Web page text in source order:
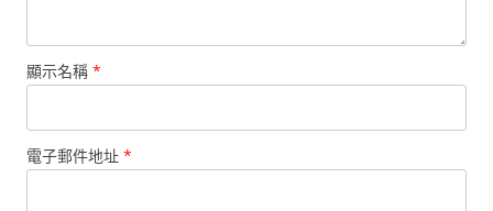
顯示名稱 *
電子郵件地址 *